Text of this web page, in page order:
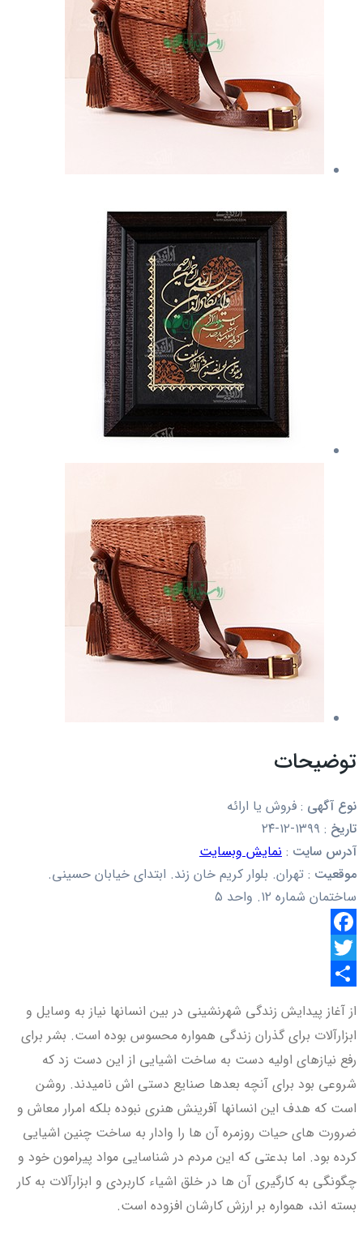
توضیحات
نوع آگهی : فروش یا ارائه
تاریخ :
آدرس سایت : نمایش وبسایت
موقعیت : تهران. بلوار کریم خان زند. ابتدای خیابان حسینی.
ساختمان شماره ۱۲. واحد ۵
Facebook
Twitter
اشتراک
گذاری
از آغاز پیدایش زندگی شهرنشینی در بین انسان­ها نیاز به وسایل و
ابزارآلات برای گذران زندگی همواره محسوس بوده است. بشر برای
رفع نیازهای اولیه دست به ساخت اشیایی از این دست زد که
شروعی بود برای آن­چه بعدها صنایع دستی ­اش نامیدند. روشن
است که هدف این انسان­ها آفرینش هنری نبوده بلکه امرار معاش و
ضرورت ­های حیات روزمره آن­ ها را وادار به ساخت چنین اشیایی
کرده بود. اما بدعتی که این مردم در شناسایی مواد پیرامون خود و
چگونگی به ­کارگیری آن ­ها در خلق اشیاء کاربردی و ابزارآلات به ­کار
بسته ­اند، همواره بر ارزش کارشان افزوده ­است.